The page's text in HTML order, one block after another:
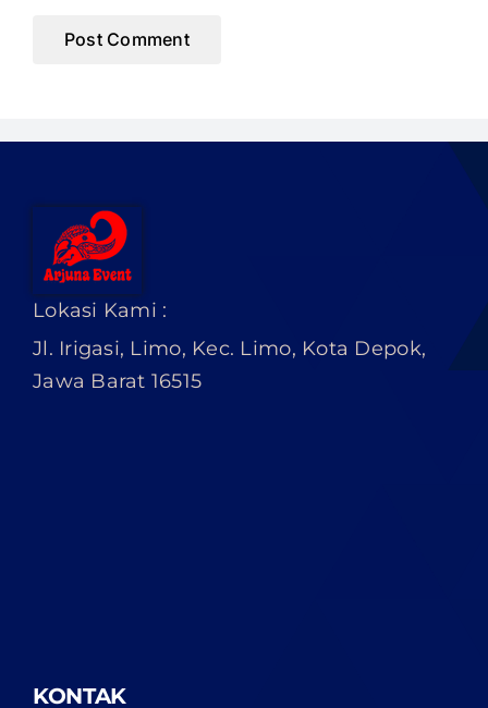
Lokasi Kami :
Jl. Irigasi, Limo, Kec. Limo, Kota Depok,
Jawa Barat 16515
KONTAK